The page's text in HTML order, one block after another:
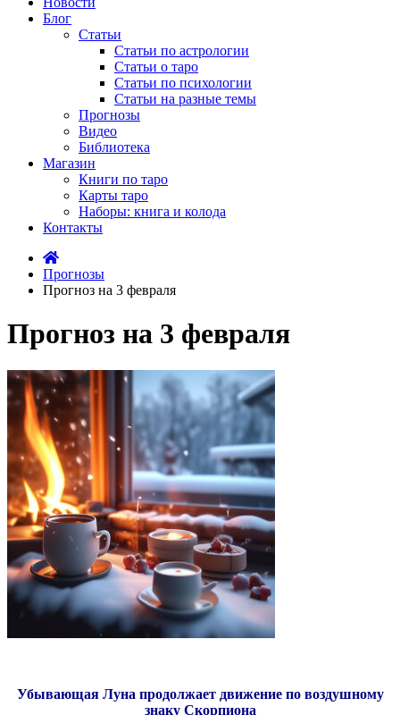
Блог
Статьи
Статьи по астрологии
Статьи о таро
Статьи по психологии
Статьи на разные темы
Прогнозы
Видео
Библиотека
Магазин
Книги по таро
Карты таро
Наборы: книга и колода
Контакты
Прогнозы
Прогноз на 3 февраля
Прогноз на 3 февраля
Убывающая Луна продолжает движение по воздушному
знаку Скорпиона